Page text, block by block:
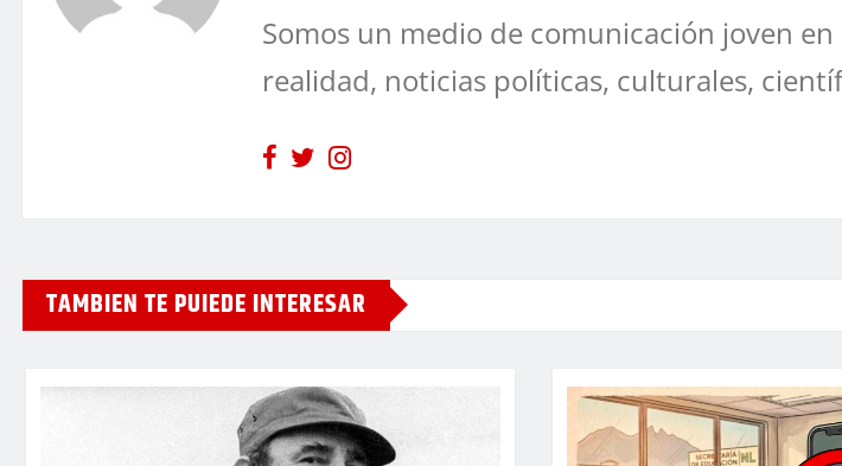
Somos un medio de comunicación joven
realidad, noticias políticas, culturales,
TAMBIEN TE PUIEDE INTERESAR